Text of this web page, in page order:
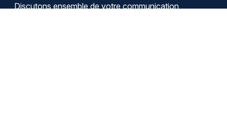
Discutons ensemble de votre communication